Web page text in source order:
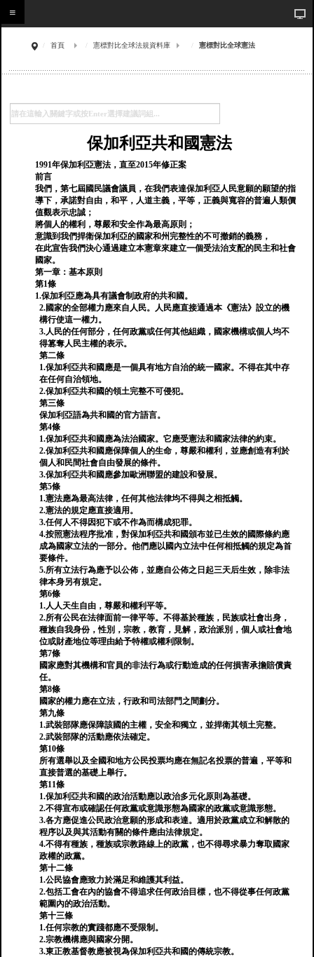
首頁 憲標對比全球法規資料庫 憲標對比全球憲法
保加利亞共和國憲法
1991年保加利亞憲法，直至2015年修正案
前言
我們，第七屆國民議會議員，在我們表達保加利亞人民意願的願望的指
導下，承諾對自由，和平，人道主義，平等，正義與寬容的普遍人類價
值觀表示忠誠；
將個人的權利，尊嚴和安全作為最高原則；
意識到我們捍衛保加利亞的國家和州完整性的不可撤銷的義務，
在此宣告我們決心通過建立本憲章來建立一個受法治支配的民主和社會
國家。
第一章：基本原則
第1條
1.保加利亞應為具有議會制政府的共和國。
2.國家的全部權力應來自人民。人民應直接通過本《憲法》設立的機
構行使這一權力。
3.人民的任何部分，任何政黨或任何其他組織，國家機構或個人均不
得篡奪人民主權的表示。
第二條
1.保加利亞共和國應是一個具有地方自治的統一國家。不得在其中存
在任何自治領地。
2.保加利亞共和國的領土完整不可侵犯。
第三條
保加利亞語為共和國的官方語言。
第4條
1.保加利亞共和國應為法治國家。它應受憲法和國家法律的約束。
2.保加利亞共和國應保障個人的生命，尊嚴和權利，並應創造有利於
個人和民間社會自由發展的條件。
3.保加利亞共和國應參加歐洲聯盟的建設和發展。
第5條
1.憲法應為最高法律，任何其他法律均不得與之相抵觸。
2.憲法的規定應直接適用。
3.任何人不得因犯下或不作為而構成犯罪。
4.按照憲法程序批准，對保加利亞共和國頒布並已生效的國際條約應
成為國家立法的一部分。他們應以國內立法中任何相抵觸的規定為首
要條件。
5.所有立法行為應予以公佈，並應自公佈之日起三天后生效，除非法
律本身另有規定。
第6條
1.人人天生自由，尊嚴和權利平等。
2.所有公民在法律面前一律平等。不得基於種族，民族或社會出身，
種族自我身份，性別，宗教，教育，見解，政治派別，個人或社會地
位或財產地位等理由給予特權或權利限制。
第7條
國家應對其機構和官員的非法行為或行動造成的任何損害承擔賠償責
任。
第8條
國家的權力應在立法，行政和司法部門之間劃分。
第九條
1.武裝部隊應保障該國的主權，安全和獨立，並捍衛其領土完整。
2.武裝部隊的活動應依法確定。
第10條
所有選舉以及全國和地方公民投票均應在無記名投票的普遍，平等和
直接普選的基礎上舉行。
第11條
1.保加利亞共和國的政治活動應以政治多元化原則為基礎。
2.不得宣布或確認任何政黨或意識形態為國家的政黨或意識形態。
3.各方應促進公民政治意願的形成和表達。適用於政黨成立和解散的
程序以及與其活動有關的條件應由法律規定。
4.不得有種族，種族或宗教路線上的政黨，也不得尋求暴力奪取國家
政權的政黨。
第十二條
1.公民協會應致力於滿足和維護其利益。
2.包括工會在內的協會不得追求任何政治目標，也不得從事任何政黨
範圍內的政治活動。
第十三條
1.任何宗教的實踐都應不受限制。
2.宗教機構應與國家分開。
3.東正教基督教應被視為保加利亞共和國的傳統宗教。